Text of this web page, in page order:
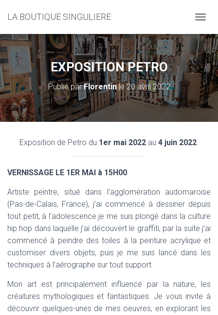
LA BOUTIQUE SINGULIERE
É
L
I
E
R
L
A
N
N
EXPOSITION PETRO
Publié parFlorentinle20 avril 2022
Exposition de Petro du 1er mai 2022 au 4 juin 2022.
VERNISSAGE LE 1ER MAI à 15H00
Artiste peintre, situé dans l’agglomération audomaroise
(Pas-de-Calais, France), j’ai commencé à dessiner depuis
tout petit, à l’adolescence je me suis plongé dans la culture
hip hop dans laquelle j’ai découvert le graffiti, par la suite j’ai
commencé à peindre des toiles à la peinture acrylique et
customiser divers objets, puis je me suis lancé dans les
techniques à l’aérographe sur tout support.
Mon art est principalement influencé par la nature, les
créatures mythologiques et fantastiques. Je vous invite à
découvrir quelques-unes de mes oeuvres, en explorant les